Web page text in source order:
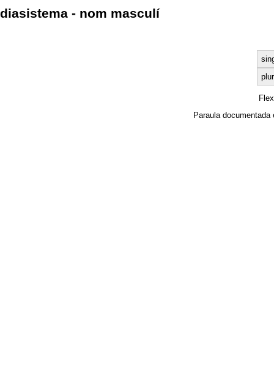
diasistema - nom masculí
Paraula